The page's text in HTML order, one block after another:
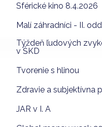
Sférické kino 8.4.2026
Malí záhradníci - II.
Týždeň ľudových
v ŠKD
Tvorenie s hlinou
Zdravie a subjektívna
JAR v I. A